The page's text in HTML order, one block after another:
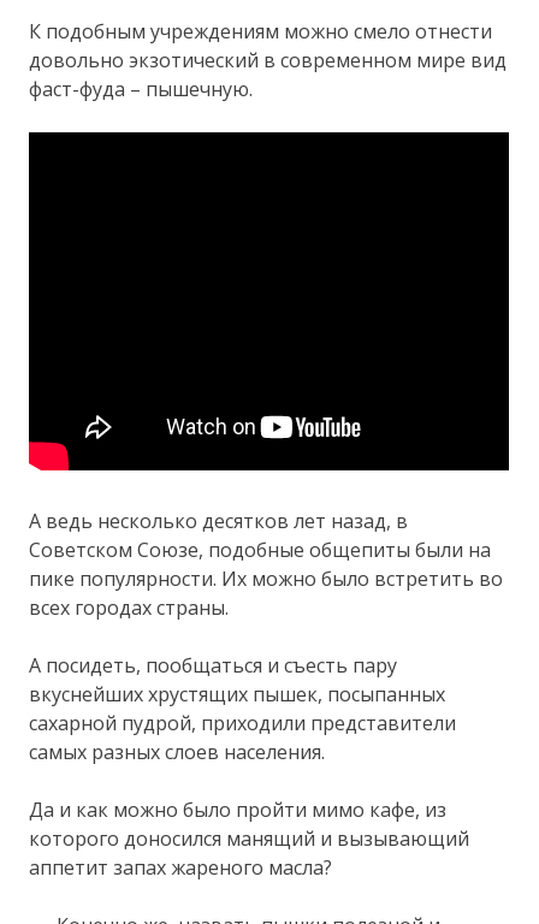
К подобным учреждениям можно смело отнести
довольно экзотический в современном мире вид
фаст-фуда – пышечную.
А ведь несколько десятков лет назад, в
Советском Союзе, подобные общепиты были на
пике популярности. Их можно было встретить во
всех городах страны.
А посидеть, пообщаться и съесть пару
вкуснейших хрустящих пышек, посыпанных
сахарной пудрой, приходили представители
самых разных слоев населения.
Да и как можно было пройти мимо кафе, из
которого доносился манящий и вызывающий
аппетит запах жареного масла?